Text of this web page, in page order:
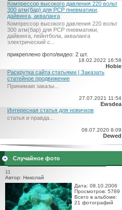
Компрессор высокого давления 220 вольт
300 атм(бар) для PCP пневматики,
дайвинга, акваланга
Компрессор высокого давления 220 вольт
300 атм(бар) для PCP пневматики,
дайвинга, пейнтбола, акваланга
электрический c...
прикреплено фото/видео: 2 шт.
18.02.2022 16:58
Hobie
Раскрутка сайта статьями | Заказать
статейное продвижение
Принимаю заказы...
27.07.2021 11:54
Ewsdea
Интересная статья для новичков
статья и правда...
08.07.2020 8:09
Dewed
Случайное фото
11
Автор: Николай
Дата: 08.10.2006
Просмотров: 5789
Всего в альбоме:
21 фотографий